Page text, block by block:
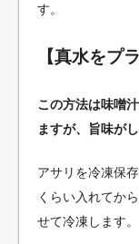
す。
【真水をプ
この方法は味噌
ますが、旨味が
アサリを冷凍保
くらい入れてか
せて冷凍します。